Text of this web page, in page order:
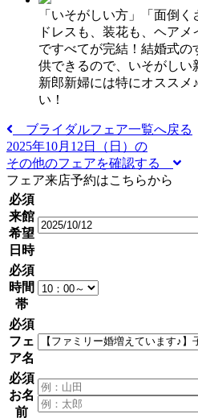
「いそがしい方」「面倒く
ドレスも、装花も、ヘア
ですべてが完結！結婚式
供できるので、いそがし
新郎新婦には特にオススメ
い！
ブライダルフェア一覧へ戻る
2025年10月12日（日）の
その他のフェアを確認する
フェア来店予約はこちらから
必須
来館
希望
日時
必須
時間
帯
必須
フェ
ア名
必須
お名
前